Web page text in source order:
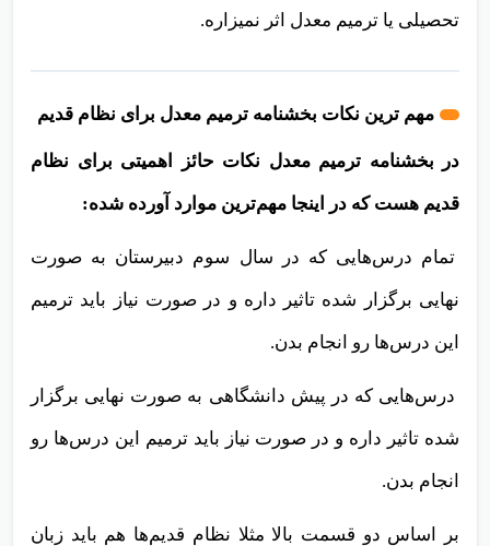
تحصیلی یا ترمیم معدل اثر نمیزاره.
مهم ترین نکات بخشنامه ترمیم معدل برای نظام قدیم
در بخشنامه ترمیم معدل نکات حائز اهمیتی برای نظام
قدیم هست که در اینجا مهم‌ترین موارد آورده شده:
تمام درس‌هایی که در سال سوم دبیرستان به صورت
نهایی برگزار شده تاثیر داره و در صورت نیاز باید ترمیم
این درس‌ها رو انجام بدن.
درس‌هایی که در پیش دانشگاهی به صورت نهایی برگزار
شده تاثیر داره و در صورت نیاز باید ترمیم این درس‌ها رو
انجام بدن.
بر اساس دو قسمت بالا مثلا نظام قدیم‌ها هم باید زبان